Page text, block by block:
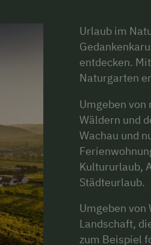
Urlaub im
entdecken.
Naturgarten
Umgeben
Wäldern und
Wachau und
Kultururlaub,
Städteurlaub.
Umgeben
Landschaft,
zum Beispiel